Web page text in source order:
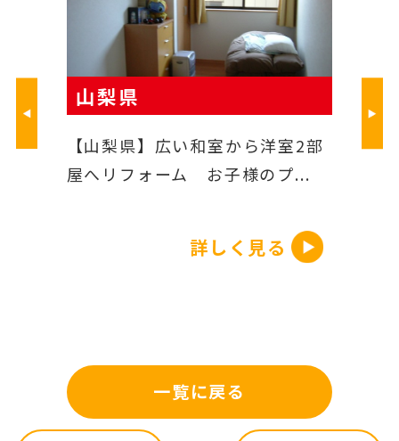
山梨県
【山梨県】広い和室から洋室2部
屋へリフォーム お子様のプ...
詳しく見る
【山梨県】
憧れの対面キ
一覧に戻る